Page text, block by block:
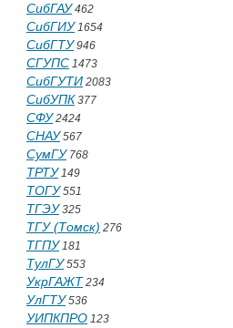
СибГАУ462
СибГИУ1654
СибГТУ946
СГУПС 1473
СибГУТИ 2083
СибУПК 377
СФУ2424
СНАУ567
СумГУ768
ТРТУ149
ТОГУ551
ТГЭУ325
ТГУ (Томск) 276
ТГПУ181
ТулГУ553
УкрГАЖТ 234
УлГТУ536
УИПКПРО 123